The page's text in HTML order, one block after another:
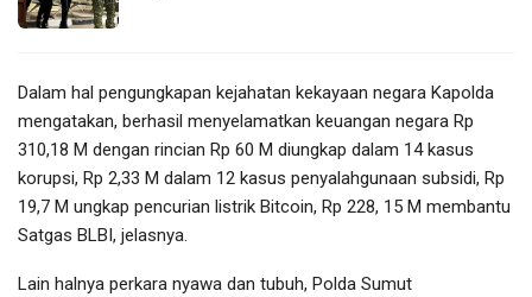
Dalam hal pengungkapan kejahatan kekayaan negara Kapolda
mengatakan, berhasil menyelamatkan keuangan negara Rp
310,18 M dengan rincian Rp 60 M diungkap dalam 14 kasus
korupsi, Rp 2,33 M dalam 12 kasus penyalahgunaan subsidi, Rp
19,7 M ungkap pencurian listrik Bitcoin, Rp 228, 15 M membantu
Satgas BLBI, jelasnya.
Lain halnya perkara nyawa dan tubuh, Polda Sumut